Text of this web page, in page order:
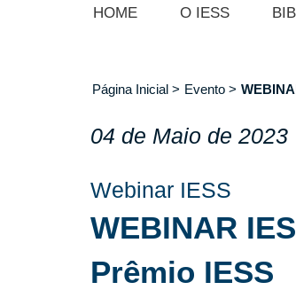
HOME O IESS
de
Página Inicial Evento
04 de Maio de 2023
Webinar IESS
WEBINAR
Prêmio IESS